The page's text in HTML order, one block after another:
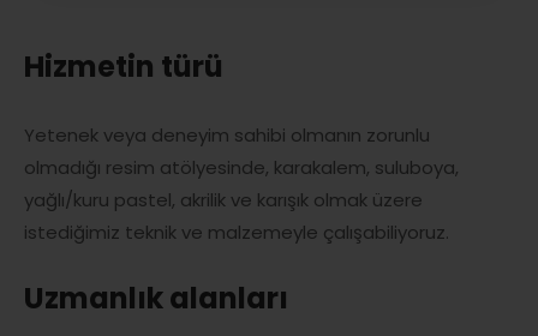
Hizmetin türü
Yetenek veya deneyim sahibi olmanın zorunlu
olmadığı resim atölyesinde, karakalem, suluboya,
yağlı/kuru pastel, akrilik ve karışık olmak üzere
istediğimiz teknik ve malzemeyle çalışabiliyoruz.
Uzmanlık alanları